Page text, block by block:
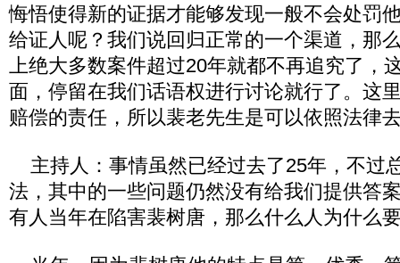
悔悟使得新的证据才能够发现一般不会处罚
给证人呢？我们说回归正常的一个渠道，那
上绝大多数案件超过20年就都不再追究了，
面，停留在我们话语权进行讨论就行了。这
赔偿的责任，所以裴老先生是可以依照法律
主持人：事情虽然已经过去了25年，不过
法，其中的一些问题仍然没有给我们提供答
有人当年在陷害裴树唐，那么什么人为什么